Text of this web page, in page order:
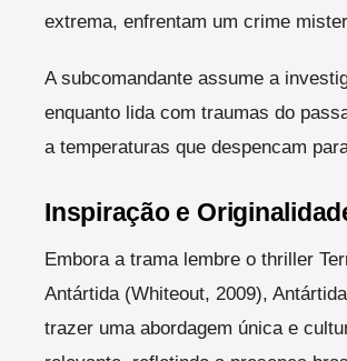
extrema, enfrentam um crime
A subcomandante assume a
enquanto lida com traumas do
a temperaturas que despencam
Inspiração e
Embora a trama lembre o thriller
Antártida (Whiteout, 2009),
trazer uma abordagem única e